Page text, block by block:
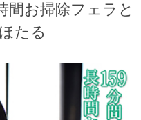
間お掃除フェラと
たる